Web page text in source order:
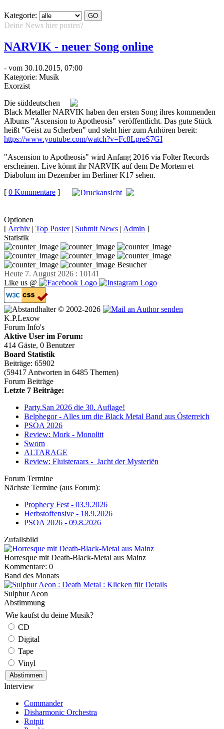
Kategorie:
Deine News hier posten?
NARVIK - neuer Song online
- vom 30.10.2015, 07:00
Kategorie: Musik
Exorzist
Die süddeutschen
Black Metaller NARVIK haben den ersten Song ihres kommenden
Albums "Ascension to Apotheosis" veröffentlicht. Das gute Stück
heißt "Geist zu Scherben" und steht hier zum Anhören bereit:
https://www.youtube.com/watch?v=Fc8LpreS7GI
"Ascension to Apotheosis" wird Anfang 2016 via Folter Records
erscheinen. Live könnt ihr NARVIK auf dem De Mortem et
Diabolum im Dezember im Berliner K17 sehen.
[ 0 Kommentare ]
Optionen
[ Archiv | Top Poster| Submit News | Admin ]
Statistik
Besucher
Heute 7. August 2026 : 10141
Like us @
© 2002-2026
K.P.Lexow
Forum Info's
Aktive User im Forum:
414 Gäste, 0 Benutzer
Board Statistik
Beiträge: 65902
(59417 Antworten in 6485 Themen)
Forum Beiträge
Letzte 7 Beiträge:
Party.San 2026 die 30. Auflage!
Belphegor - Alles um die Black Metal Band aus Österreich
PSOA 2026
Review: Mork - Monolitt
Sworn
ALTARAGE
Review: Fluisteraars - Jacht der Mysteriën
Forum Termine
Nächste Termine (aus Forum):
Prophecy Fest - 03.9.2026
Herbstoffensive - 18.9.2026
PSOA 2026 - 09.8.2026
Zufallsbild
Horresque mit Death-Black-Metal aus Mainz
Kommentare: 0
Band des Monats
Sulphur Aeon
Abstimmung
Wie kaufst du deine Musik?
CD
Digital
Tape
Vinyl
Interview
Commander
Disharmonic Orchestra
Rotpit